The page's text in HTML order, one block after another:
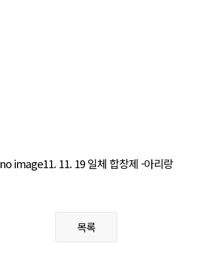
no image11. 11. 19 일체 합창제 -아리랑
목록